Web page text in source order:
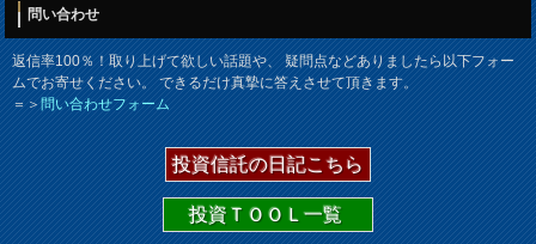
問い合わせ
返信率100％！取り上げて欲しい話題や、 疑問点などありましたら以下フォー
ムでお寄せください。 できるだけ真摯に答えさせて頂きます。
＝＞問い合わせフォーム
投資信託の日記こちら
投資ＴＯＯＬ一覧